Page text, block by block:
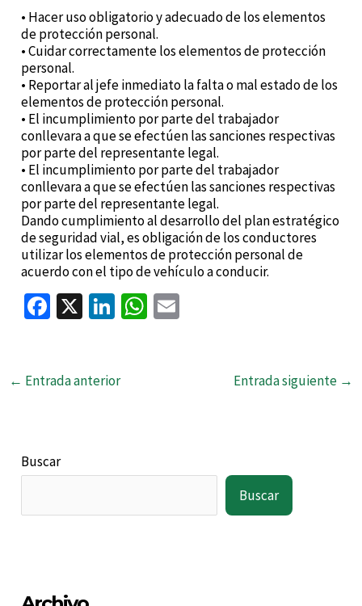
• Hacer uso obligatorio y adecuado de los elementos
de protección personal.
• Cuidar correctamente los elementos de protección
personal.
• Reportar al jefe inmediato la falta o mal estado de los
elementos de protección personal.
• El incumplimiento por parte del trabajador
conllevara a que se efectúen las sanciones respectivas
por parte del representante legal.
• El incumplimiento por parte del trabajador
conllevara a que se efectúen las sanciones respectivas
por parte del representante legal.
Dando cumplimiento al desarrollo del plan estratégico
de seguridad vial, es obligación de los conductores
utilizar los elementos de protección personal de
acuerdo con el tipo de vehículo a conducir.
Fa
o
X
Li
dI
W
← Entrada anterior Entrada siguiente →
Buscar
Buscar